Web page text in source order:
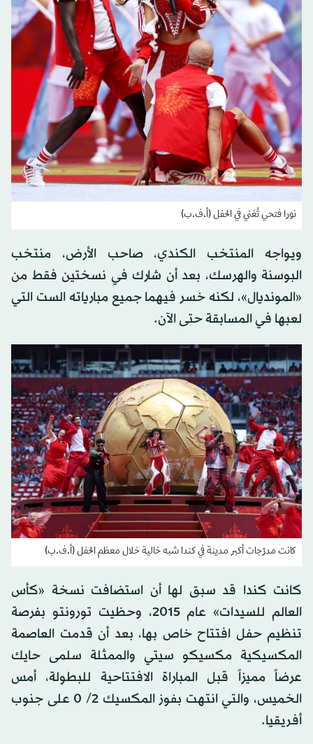
نورا فتحي تُغني في الحفل (أ.ف.ب)
ويواجه المنتخب الكندي، صاحب الأرض، منتخب
البوسنة والهرسك، بعد أن شارك في نسختين فقط من
«المونديال»، لكنه خسر فيهما جميع مبارياته الست التي
لعبها في المسابقة حتى الآن.
كانت مدرّجات أكبر مدينة في كندا شبه خالية خلال معظم الحفل (أ.ف.ب)
كانت كندا قد سبق لها أن استضافت نسخة «كأس
العالم للسيدات» عام 2015، وحظيت تورونتو بفرصة
تنظيم حفل افتتاح خاص بها، بعد أن قدمت العاصمة
المكسيكية مكسيكو سيتي والممثلة سلمى حايك
عرضاً مميزاً قبل المباراة الافتتاحية للبطولة، أمس
الخميس، والتي انتهت بفوز المكسيك 2/ 0 على جنوب
أفريقيا.